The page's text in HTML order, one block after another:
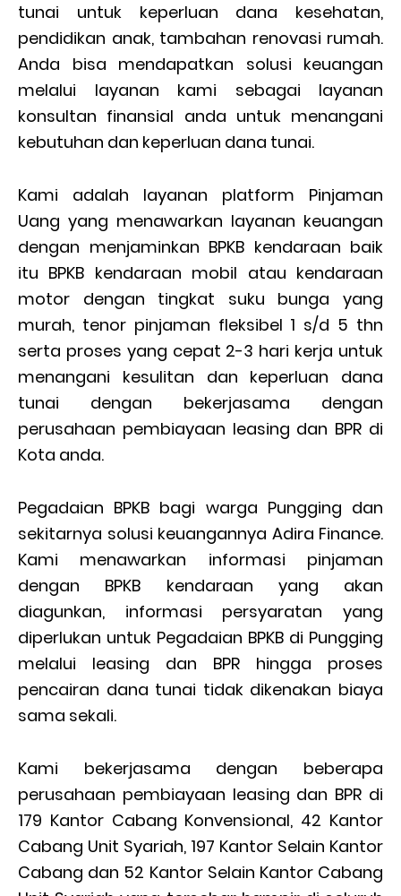
tunai untuk keperluan dana kesehatan,
pendidikan anak, tambahan renovasi rumah.
Anda bisa mendapatkan solusi keuangan
melalui layanan kami sebagai layanan
konsultan finansial anda untuk menangani
kebutuhan dan keperluan dana tunai.
Kami adalah layanan platform Pinjaman
Uang yang menawarkan layanan keuangan
dengan menjaminkan BPKB kendaraan baik
itu BPKB kendaraan mobil atau kendaraan
motor dengan tingkat suku bunga yang
murah, tenor pinjaman fleksibel 1 s/d 5 thn
serta proses yang cepat 2-3 hari kerja untuk
menangani kesulitan dan keperluan dana
tunai dengan bekerjasama dengan
perusahaan pembiayaan leasing dan BPR di
Kota anda.
Pegadaian BPKB bagi warga Pungging dan
sekitarnya solusi keuangannya Adira Finance.
Kami menawarkan informasi pinjaman
dengan BPKB kendaraan yang akan
diagunkan, informasi persyaratan yang
diperlukan untuk Pegadaian BPKB di Pungging
melalui leasing dan BPR hingga proses
pencairan dana tunai tidak dikenakan biaya
sama sekali.
Kami bekerjasama dengan beberapa
perusahaan pembiayaan leasing dan BPR di
179 Kantor Cabang Konvensional, 42 Kantor
Cabang Unit Syariah, 197 Kantor Selain Kantor
Cabang dan 52 Kantor Selain Kantor Cabang